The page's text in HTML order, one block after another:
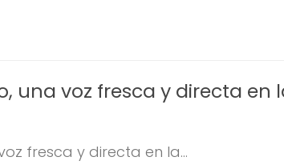
una voz fresca y directa en
fresca y directa en la...